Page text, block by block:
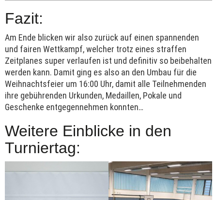
Fazit:
Am Ende blicken wir also zurück auf einen spannenden
und fairen Wettkampf, welcher trotz eines straffen
Zeitplanes super verlaufen ist und definitiv so beibehalten
werden kann. Damit ging es also an den Umbau für die
Weihnachtsfeier um 16:00 Uhr, damit alle Teilnehmenden
ihre gebührenden Urkunden, Medaillen, Pokale und
Geschenke entgegennehmen konnten…
Weitere Einblicke in den
Turniertag: